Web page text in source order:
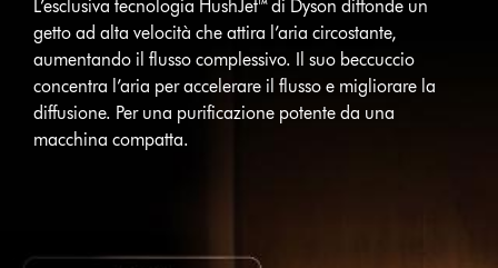
L’esclusiva tecnologia HushJet™ di Dyson diffonde un
getto ad alta velocità che attira l’aria circostante,
aumentando il flusso complessivo. Il suo beccuccio
concentra l’aria per accelerare il flusso e migliorare la
diffusione. Per una purificazione potente da una
macchina compatta.